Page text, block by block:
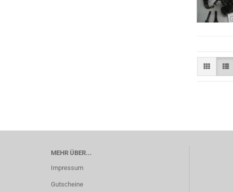
MEHR ÜBER...
Impressum
Gutscheine